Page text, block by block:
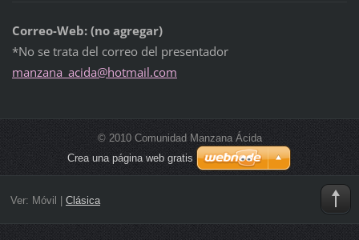
Correo-Web: (no agregar)
*No se trata del correo del presentador
manzana_ acida@hotmail.com
© 2010 Comunidad Manzana Ácida
Crea una página web gratis
Ver: Móvil | Clásica